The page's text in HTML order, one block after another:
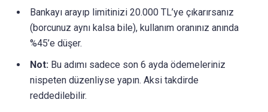
Bankayı arayıp limitinizi 20.000 TL’ye çıkarırsanız
(borcunuz aynı kalsa bile), kullanım oranınız anında
%45’e düşer.
Not: Bu adımı sadece son 6 ayda ödemeleriniz
nispeten düzenliyse yapın. Aksi takdirde
reddedilebilir.